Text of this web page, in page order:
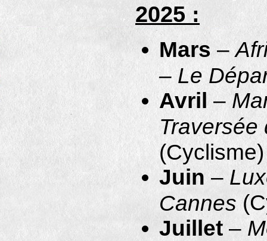
2025 :
Mars –
– Le
Avril–
Traversée
(Cyclisme)
Juin –
Cannes
Juillet –